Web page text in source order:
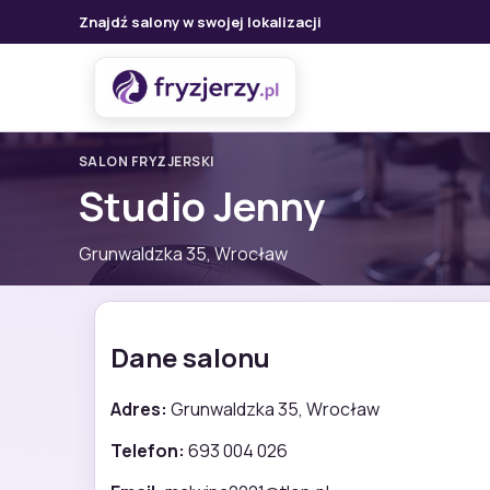
Znajdź salony w swojej lokalizacji
SALON FRYZJERSKI
Studio Jenny
Grunwaldzka 35, Wrocław
Dane salonu
Adres: Grunwaldzka 35, Wrocław
Telefon: 693 004 026